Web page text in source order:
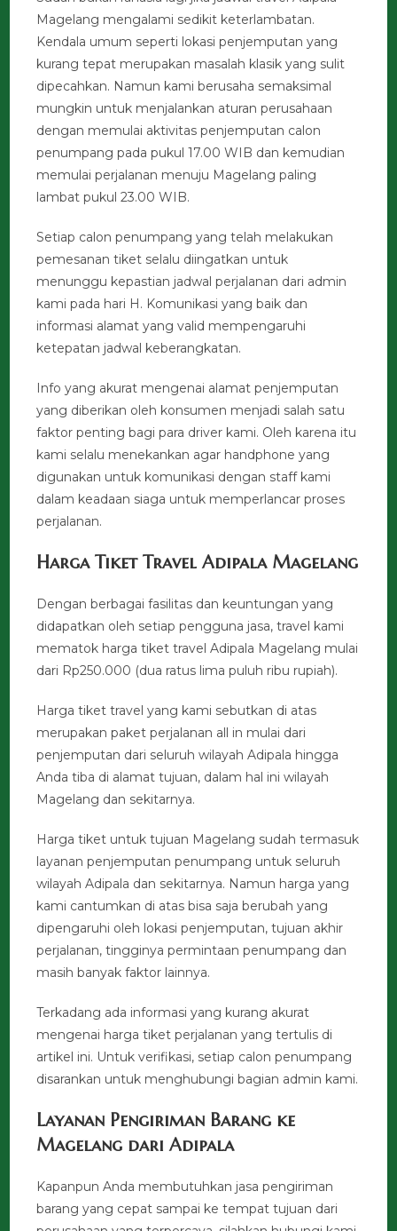
Magelang mengalami sedikit keterlambatan.
Kendala umum seperti lokasi penjemputan yang
kurang tepat merupakan masalah klasik yang sulit
dipecahkan. Namun kami berusaha semaksimal
mungkin untuk menjalankan aturan perusahaan
dengan memulai aktivitas penjemputan calon
penumpang pada pukul 17.00 WIB dan kemudian
memulai perjalanan menuju Magelang paling
lambat pukul 23.00 WIB.
Setiap calon penumpang yang telah melakukan
pemesanan tiket selalu diingatkan untuk
menunggu kepastian jadwal perjalanan dari admin
kami pada hari H. Komunikasi yang baik dan
informasi alamat yang valid mempengaruhi
ketepatan jadwal keberangkatan.
Info yang akurat mengenai alamat penjemputan
yang diberikan oleh konsumen menjadi salah satu
faktor penting bagi para driver kami. Oleh karena itu
kami selalu menekankan agar handphone yang
digunakan untuk komunikasi dengan staff kami
dalam keadaan siaga untuk memperlancar proses
perjalanan.
Harga Tiket Travel Adipala Magelang
Dengan berbagai fasilitas dan keuntungan yang
didapatkan oleh setiap pengguna jasa, travel kami
mematok harga tiket travel Adipala Magelang mulai
dari Rp250.000 (dua ratus lima puluh ribu rupiah).
Harga tiket travel yang kami sebutkan di atas
merupakan paket perjalanan all in mulai dari
penjemputan dari seluruh wilayah Adipala hingga
Anda tiba di alamat tujuan, dalam hal ini wilayah
Magelang dan sekitarnya.
Harga tiket untuk tujuan Magelang sudah termasuk
layanan penjemputan penumpang untuk seluruh
wilayah Adipala dan sekitarnya. Namun harga yang
kami cantumkan di atas bisa saja berubah yang
dipengaruhi oleh lokasi penjemputan, tujuan akhir
perjalanan, tingginya permintaan penumpang dan
masih banyak faktor lainnya.
Terkadang ada informasi yang kurang akurat
mengenai harga tiket perjalanan yang tertulis di
artikel ini. Untuk verifikasi, setiap calon penumpang
disarankan untuk menghubungi bagian admin kami.
Layanan Pengiriman Barang ke
Magelang dari Adipala
Kapanpun Anda membutuhkan jasa pengiriman
barang yang cepat sampai ke tempat tujuan dari